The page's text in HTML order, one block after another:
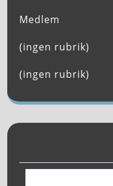
Medlem
(ingen rubrik)
(ingen rubrik)